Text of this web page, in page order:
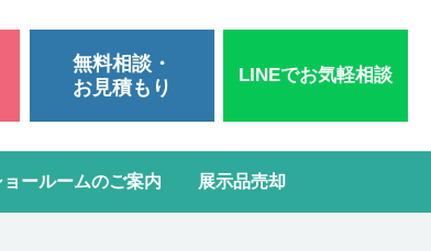
無料相談・
お見積もり
LINEでお気軽相談
ョールームのご案内 展示品売却